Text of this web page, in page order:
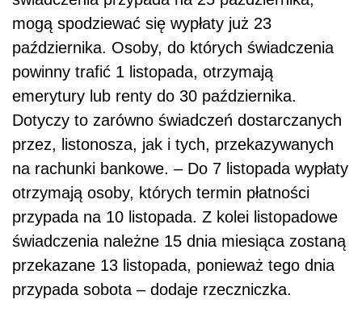
mogą spodziewać się wypłaty już 23
października. Osoby, do których świadczenia
powinny trafić 1 listopada, otrzymają
emerytury lub renty do 30 października.
Dotyczy to zarówno świadczeń dostarczanych
przez, listonosza, jak i tych, przekazywanych
na rachunki bankowe. – Do 7 listopada wypłaty
otrzymają osoby, których termin płatności
przypada na 10 listopada. Z kolei listopadowe
świadczenia należne 15 dnia miesiąca zostaną
przekazane 13 listopada, ponieważ tego dnia
przypada sobota – dodaje rzeczniczka.